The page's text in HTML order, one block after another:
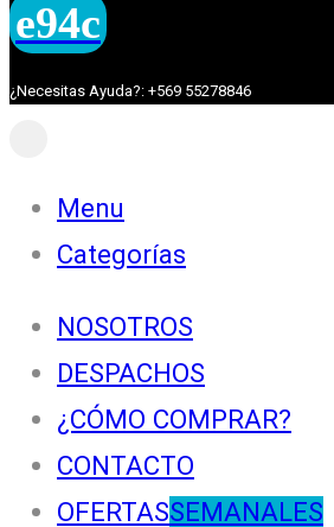
¿Necesitas Ayuda?: +569 55278846
Menu
Categorías
NOSOTROS
DESPACHOS
¿CÓMO COMPRAR?
CONTACTO
OFERTASSEMANALES